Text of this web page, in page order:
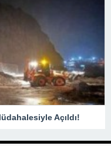
Açıldı!